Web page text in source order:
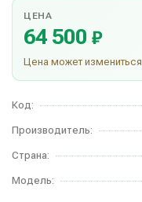
ЦЕНА
64 500₽
Цена может измениться
Код:
Производитель:
Страна:
Модель: